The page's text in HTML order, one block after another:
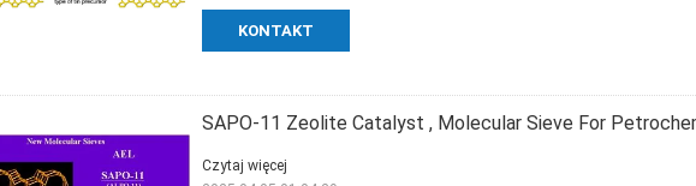
KONTAKT
SAPO-11 Zeolite Catalyst , Molecular Sieve For
Czytaj więcej